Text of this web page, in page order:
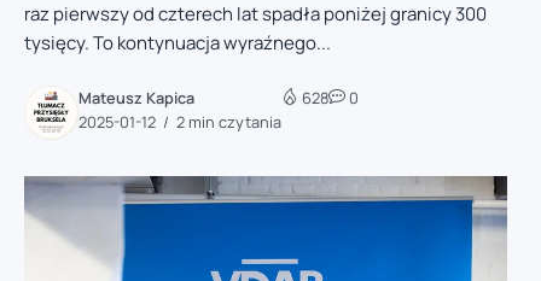
raz pierwszy od czterech lat spadła poniżej granicy 300
tysięcy. To kontynuacja wyraźnego...
Mateusz Kapica
2025-01-12
2 min czytania
628 0